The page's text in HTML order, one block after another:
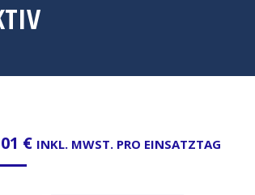
€ INKL. MWST. PRO EINSATZTAG